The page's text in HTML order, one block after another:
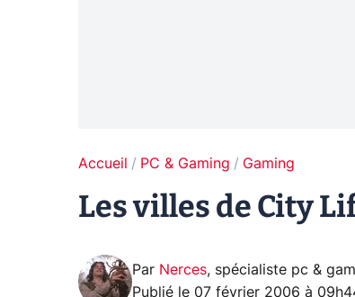
Accueil PC & Gaming Gaming
Les villes de City
Par Nerces, spécialiste pc &
Publié le 07 février 2006 à